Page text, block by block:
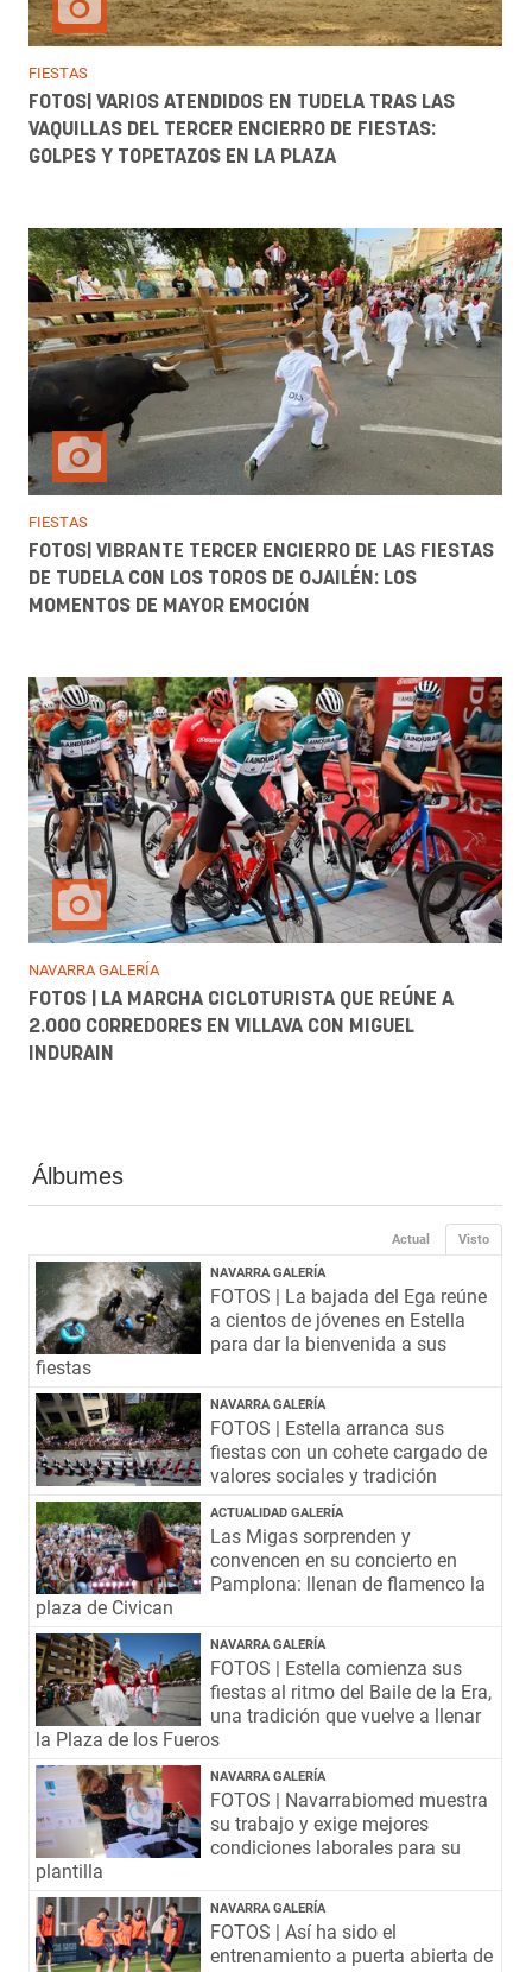
FIESTAS
FOTOS| VARIOS ATENDIDOS EN TUDELA TRAS LAS
VAQUILLAS DEL TERCER ENCIERRO DE FIESTAS:
GOLPES Y TOPETAZOS EN LA PLAZA
FIESTAS
FOTOS| VIBRANTE TERCER ENCIERRO DE LAS FIESTAS
DE TUDELA CON LOS TOROS DE OJAILÉN: LOS
MOMENTOS DE MAYOR EMOCIÓN
NAVARRA GALERÍA
FOTOS | LA MARCHA CICLOTURISTA QUE REÚNE A
2.000 CORREDORES EN VILLAVA CON MIGUEL
INDURAIN
Álbumes
Visto
Actual
NAVARRA GALERÍA
FOTOS | La bajada del Ega reúne
a cientos de jóvenes en Estella
para dar la bienvenida a sus
fiestas
NAVARRA GALERÍA
FOTOS | Estella arranca sus
fiestas con un cohete cargado de
valores sociales y tradición
ACTUALIDAD GALERÍA
Las Migas sorprenden y
convencen en su concierto en
Pamplona: llenan de flamenco la
plaza de Civican
NAVARRA GALERÍA
FOTOS | Estella comienza sus
fiestas al ritmo del Baile de la Era,
una tradición que vuelve a llenar
la Plaza de los Fueros
NAVARRA GALERÍA
FOTOS | Navarrabiomed muestra
su trabajo y exige mejores
condiciones laborales para su
plantilla
NAVARRA GALERÍA
FOTOS | Así ha sido el
entrenamiento a puerta abierta de